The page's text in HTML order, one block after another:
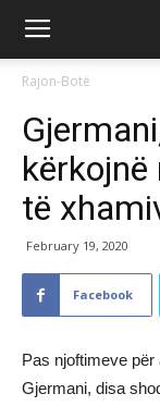
Rajon-Botë
të
February 19, 2020
Facebook
Pas njoftimeve për
Gjermani, disa